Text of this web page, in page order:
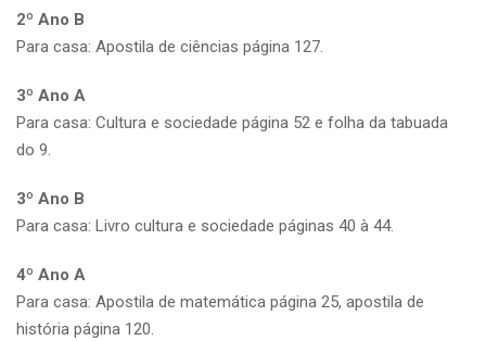
2º Ano B
Para casa: Apostila de ciências página 127.
3º Ano A
Para casa: Cultura e sociedade página 52 e folha da tabuada
do 9.
3º Ano B
Para casa: Livro cultura e sociedade páginas 40 à 44.
4º Ano A
Para casa: Apostila de matemática página 25, apostila de
história página 120.